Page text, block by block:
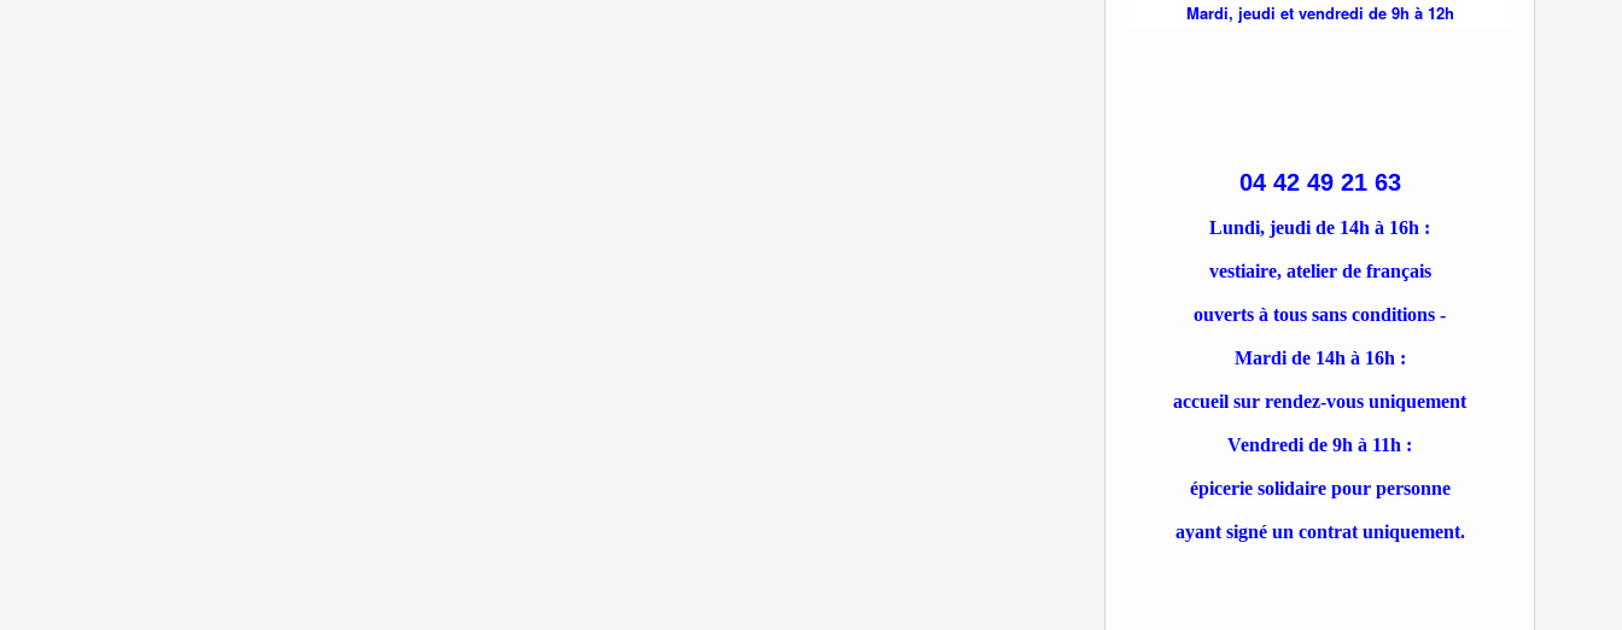
Mardi, jeudi et vendredi de 9h à 12h
04 42 49 21 63
Lundi, jeudi de 14h à 16h :
vestiaire, atelier de français
ouverts à tous sans conditions -
Mardi de 14h à 16h :
accueil sur rendez-vous uniquement
Vendredi de 9h à 11h :
épicerie solidaire pour personne
ayant signé un contrat uniquement.